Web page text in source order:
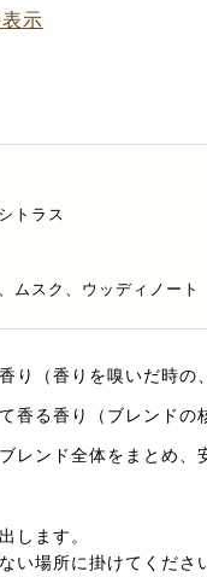
示
トラス
ムスク、ウッディノート
り（香りを嗅いだ時
香る香り（ブレンドの
レンド全体をまとめ、
します。
い場所に掛けてくだ